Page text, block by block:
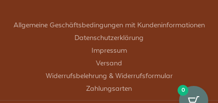
Allgemeine Geschäftsbedingungen mit Kundeninformationen
Datenschutzerklärung
Impressum
Versand
Widerrufsbelehrung & Widerrufsformular
Zahlungsarten
0